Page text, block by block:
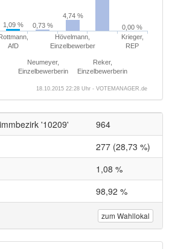
1,09 % 0,73 %
4,74 %
0,00 %
AfD
Neumeyer,
Einzelbewerberin
Hövelmann,
Einzelbewerber
Reker,
Einzelbewerberin
Krieger,
REP
18.10.2015 22:28 Uhr - VOTEMANAGER.de
'10209'
964
277 (28,73 %)
1,08 %
98,92 %
zum Wahllokal